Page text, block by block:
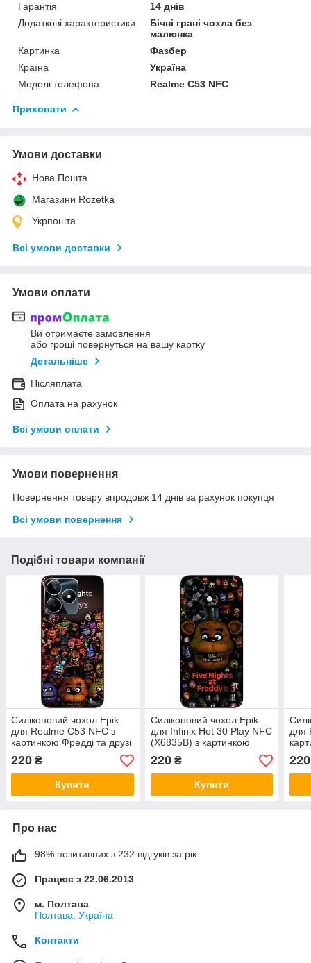
Гарантія
14 днів
Додаткові характеристики
Бічні грані чохла без
малюнка
Картинка
Фазбер
Країна
Україна
Моделі телефона
Realme C53 NFC
Приховати
Умови доставки
Нова Пошта
Магазини Rozetka
Укрпошта
Всі умови доставки
Умови оплати
Ви отримаєте замовлення
або гроші повернуться на вашу картку
Детальніше
Післяплата
Оплата на рахунок
Всі умови оплати
Умови повернення
Повернення товару впродовж 14 днів за рахунок покупця
Всі умови повернення
Подібні товари компанії
Силіконовий чохол Epik
для Realme C53 NFC з
картинкою Фредді та друзі
220 ₴
Купити
Силіконовий чохол Epik
для Infinix Hot 30 Play NFC
(X6835B) з картинкою
220₴
Купити
для
220
Про нас
98% позитивних з 232 відгуків за рік
Працює з 22.06.2013
м. Полтава
Полтава, Україна
Контакти